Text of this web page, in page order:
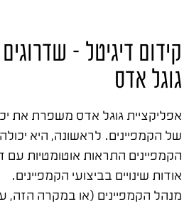
קידום דיגיטל –
גוגל אדס
אפליקציית גוגל אדס משפרת את
של הקמפיינים. לראשונה, היא
הקמפיינים התראות אוטומטיות עם
אודות שינויים בביצועי הקמפיינים.
מנהל הקמפיינים (או במקרה הזה,